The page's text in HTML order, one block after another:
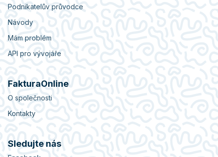
Podnikatelův průvodce
Návody
Mám problém
API pro vývojáře
FakturaOnline
O společnosti
Kontakty
Sledujte nás